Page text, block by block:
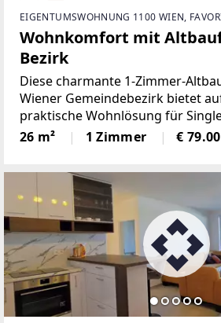
EIGENTUMSWOHNUNG 1100 WIEN,
Wohnkomfort mit
Bezirk
Diese charmante 1-Zimmer-
Wiener Gemeindebezirk bietet
praktische Wohnlösung für
oder Pendler.Der helle Wohn-
das Herzstück der Wohnung und
26 m² 1 Zimmer €